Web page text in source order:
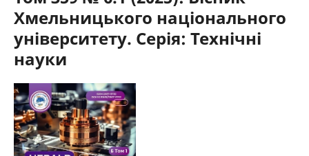
Хмельницького національного
університету. Серія: Технічні
науки